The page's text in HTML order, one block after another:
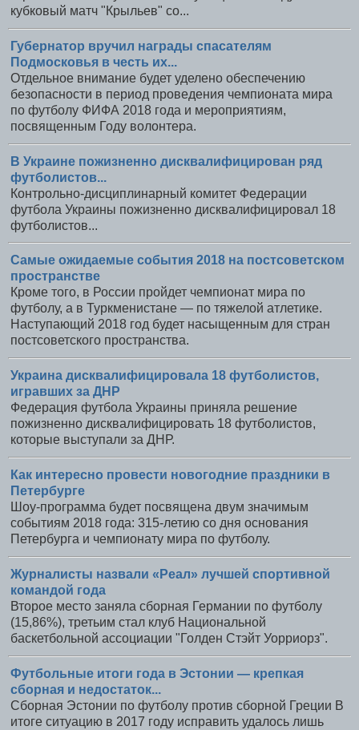
кубковый матч "Крыльев" со...
Губернатор вручил награды спасателям
Подмосковья в честь их...
Отдельное внимание будет уделено обеспечению
безопасности в период проведения чемпионата мира
по футболу ФИФА 2018 года и мероприятиям,
посвященным Году волонтера.
В Украине пожизненно дисквалифицирован ряд
футболистов...
Контрольно-дисциплинарный комитет Федерации
футбола Украины пожизненно дисквалифицировал 18
футболистов...
Самые ожидаемые события 2018 на постсоветском
пространстве
Кроме того, в России пройдет чемпионат мира по
футболу, а в Туркменистане — по тяжелой атлетике.
Наступающий 2018 год будет насыщенным для стран
постсоветского пространства.
Украина дисквалифицировала 18 футболистов,
игравших за ДНР
Федерация футбола Украины приняла решение
пожизненно дисквалифицировать 18 футболистов,
которые выступали за ДНР.
Как интересно провести новогодние праздники в
Петербурге
Шоу-программа будет посвящена двум значимым
событиям 2018 года: 315-летию со дня основания
Петербурга и чемпионату мира по футболу.
Журналисты назвали «Реал» лучшей спортивной
командой года
Второе место заняла сборная Германии по футболу
(15,86%), третьим стал клуб Национальной
баскетбольной ассоциации "Голден Стэйт Уорриорз".
Футбольные итоги года в Эстонии — крепкая
сборная и недостаток...
Сборная Эстонии по футболу против сборной Греции В
итоге ситуацию в 2017 году исправить удалось лишь